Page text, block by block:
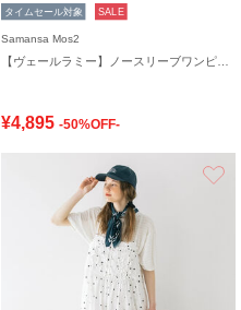
タイムセール対象 SALE
Samansa Mos2
¥4,895 -50%OFF-